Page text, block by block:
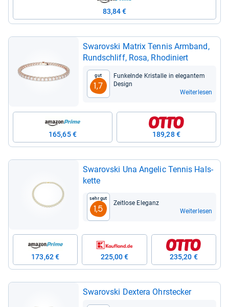
83,84 €
Swarovski Matrix Ten­nis Arm­band,
Rund­schliff, Rosa, Rho­di­niert
Gut
1,7
Fun­kelnde Kris­talle in ele­gan­tem
Design
Weiterlesen
165,65 € 189,28 €
Swarovski Una Ange­lic Ten­nis Hals­
kette
Sehr gut
1,5
Zeit­lose Ele­ganz
Weiterlesen
173,62 € 225,00 € 235,20 €
Swarovski Dex­tera Ohr­ste­cker